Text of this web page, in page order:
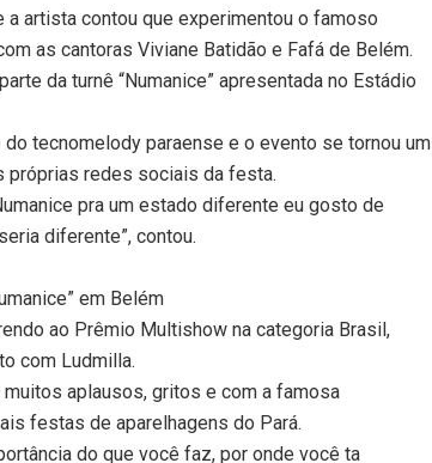
a artista contou que experimentou o famoso
as cantoras Viviane Batidão e Fafá de Belém.
da turnê “Numanice” apresentada no Estádio
tecnomelody paraense e o evento se tornou um
próprias redes sociais da festa.
pra um estado diferente eu gosto de
diferente”, contou.
em Belém
ao Prêmio Multishow na categoria Brasil,
com Ludmilla.
aplausos, gritos e com a famosa
festas de aparelhagens do Pará.
do que você faz, por onde você ta